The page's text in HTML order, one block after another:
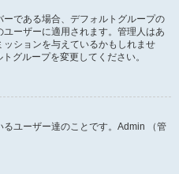
である場合、デフォルトグループの
ーザーに適用されます。管理人はあ
ションを与えているかもしれませ
グループを変更してください。
ユーザー達のことです。Admin （管